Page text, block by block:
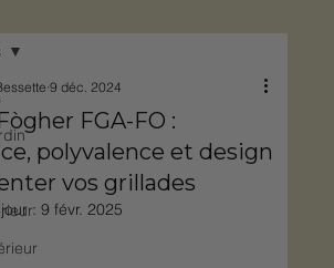
FGA-FO :
polyvalence et design
vos grillades
9 déc. 2024
jour :9 févr. 2025